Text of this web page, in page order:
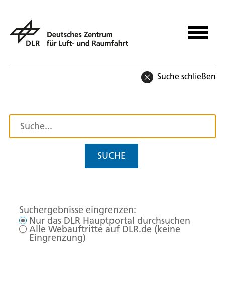
Suche schließen
SUCHE
Suchergebnisse eingrenzen:
Nur das DLR Hauptportal durchsuchen
Alle Webauftritte auf DLR.de (keine
Eingrenzung)